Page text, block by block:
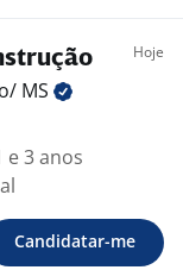
Hoje
MS
e 3 anos
Candidatar-me